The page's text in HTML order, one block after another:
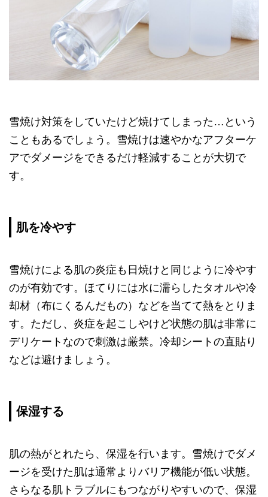
雪焼け対策をしていたけど焼けてしまった…という
こともあるでしょう。雪焼けは速やかなアフターケ
アでダメージをできるだけ軽減することが大切で
す。
肌を冷やす
雪焼けによる肌の炎症も日焼けと同じように冷やす
のが有効です。ほてりには水に濡らしたタオルや冷
却材（布にくるんだもの）などを当てて熱をとりま
す。ただし、炎症を起こしやけど状態の肌は非常に
デリケートなので刺激は厳禁。冷却シートの直貼り
などは避けましょう。
保湿する
肌の熱がとれたら、保湿を行います。雪焼けでダメ
ージを受けた肌は通常よりバリア機能が低い状態。
さらなる肌トラブルにもつながりやすいので、保湿